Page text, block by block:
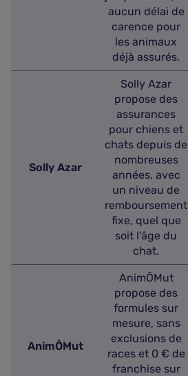
aucun délai de
carence pour
les animaux
déjà assurés.
Solly Azar
Solly Azar
propose des
assurances
pour chiens et
chats depuis de
nombreuses
années, avec
un niveau de
remboursement
fixe, quel que
soit l'âge du
chat.
AnimÔMut
AnimÔMut
propose des
formules sur
mesure, sans
exclusions de
races et 0 € de
franchise sur